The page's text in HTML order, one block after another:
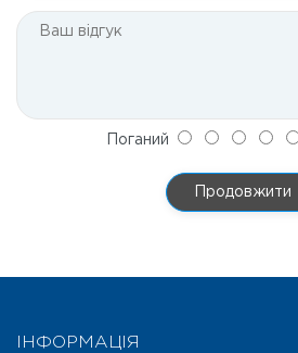
Поганий
Продовжити
ІНФОРМАЦІЯ